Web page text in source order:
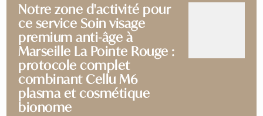
Notre zone d'activité pour
ce service Soin visage
premium anti-âge à
Marseille La Pointe Rouge :
protocole complet
combinant Cellu M6
plasma et cosmétique
bionome